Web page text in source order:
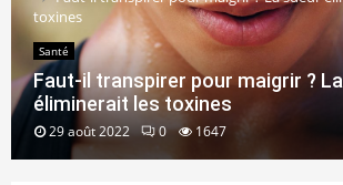
toxines
Santé
Faut-il transpirer pour maigrir ?
éliminerait les toxines
29 août 2022 0 1647